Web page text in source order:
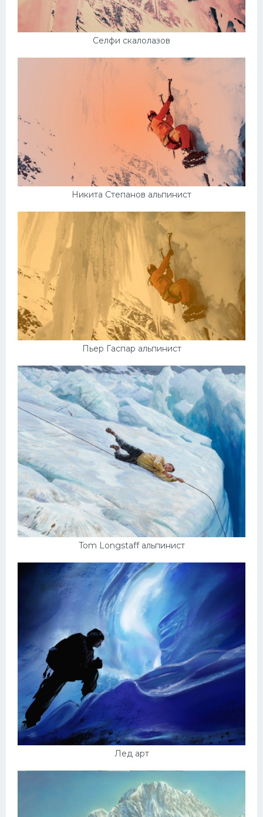
Селфи скалолазов
Никита Степанов альпинист
Пьер Гаспар альпинист
Tom Longstaff альпинист
Лед арт